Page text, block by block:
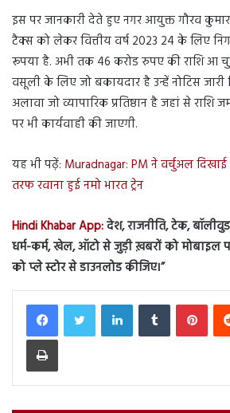
इस पर जानकारी देते हुए नगर आयुक्त गौरव कुमार
टैक्स को लेकर वित्तीय वर्ष 2023 24 के लिए
रूपया है. अभी तक 46 करोड रुपए की राशि आ
वसूली के लिए जो बकायदार है उन्हें नोटिस
अलावा जो व्यापारिक प्रतिष्ठान है जहां से राशि
पर भी कार्यवाही की जाएगी.
यह भी पढ़ें: Muradnagar: PM ने वर्चुअल
तरफ रवाना हुई नमो भारत ट्रेन
Hindi Khabar App:देश, राजनीति, टेक,
धर्म-कर्म, खेल, ऑटो से जुड़ी ख़बरों को मोबाइल
को प्ले स्टोर से डाउनलोड कीजिए।”
LinkedInTumblr
Print